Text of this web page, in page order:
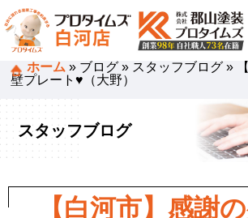
ホーム » ブログ » スタッフブログ »
壁プレート♥（大野）
スタッフブログ
【白河市】感謝